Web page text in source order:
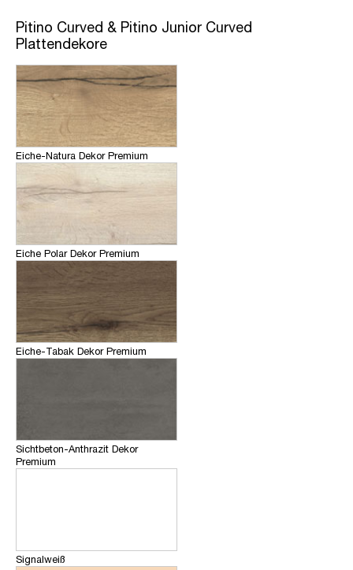
Pitino Curved & Pitino Junior Curved
Plattendekore
Eiche-Natura Dekor Premium
Eiche Polar Dekor Premium
Eiche-Tabak Dekor Premium
Sichtbeton-Anthrazit Dekor
Premium
Signalweiß